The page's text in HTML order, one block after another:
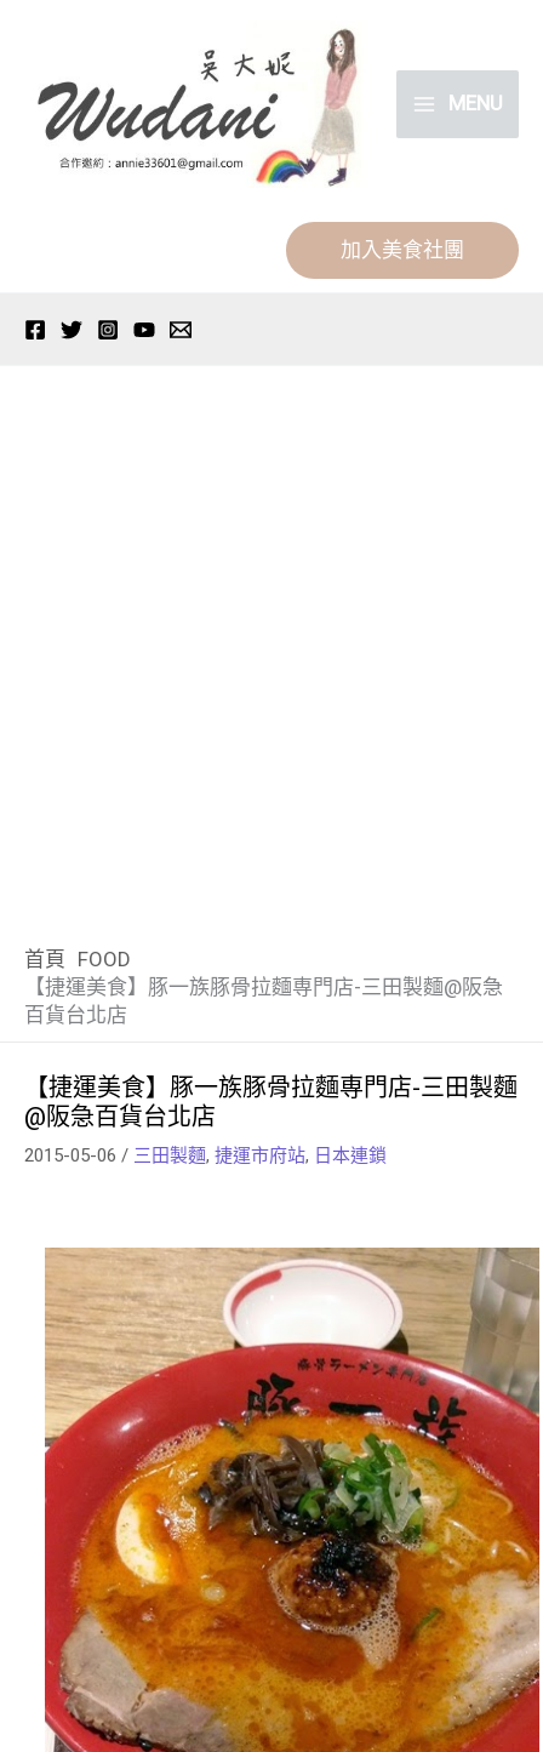
MENU
加入美食社團
首頁 FOOD
【捷運美食】豚一族豚骨拉麵専門店-三田製麵@阪急
百貨台北店
【捷運美食】豚一族豚骨拉麵専門店-三田製麵
@阪急百貨台北店
2015-05-06 / 三田製麵, 捷運市府站, 日本連鎖